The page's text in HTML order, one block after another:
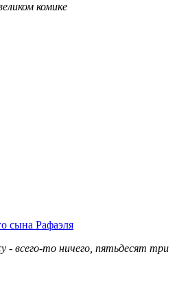
комике
сына Рафаэля
- всего-то ничего, пятьдесят три